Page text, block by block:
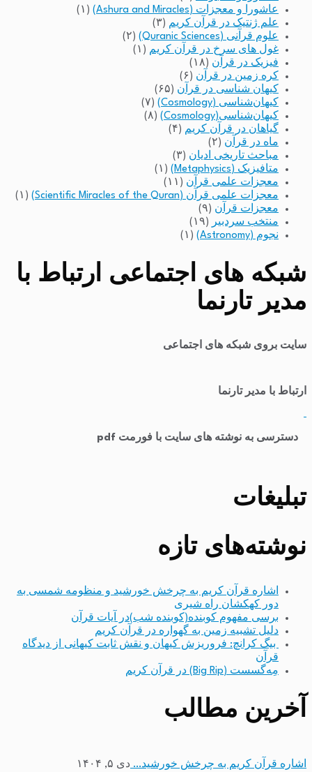
عاشورا و معجزات (Ashura and Miracles)
(۱)
علم ژنتیک در قرآن کریم (۳)
علوم قرآنی (Quranic Sciences)
(۲)
غول های سرخ در قرآن کریم (۱)
فیزیک در قرآن (۱۸)
کره زمین در قرآن (۶)
کیهان شناسی در قرآن (۶۵)
کیهان‌شناسی (Cosmology)
(۷)
کیهان‌شناسی(Cosmology)
(۸)
گیاهان در قرآن کریم (۴)
ماه در قرآن (۲)
مباحث تاریخی ادیان (۳)
متافیزیک (Metaphysics)
(۱)
معجزات علمی قرآن (۱۱)
معجزات علمی قرآن (Scientific Miracles of the Quran)
(۱)
معجزات قرآن (۹)
منتخب سردبیر
(۱۹)
نجوم (Astronomy)
(۱)
شبکه های اجتماعی ارتباط با
مدیر تارنما
سایت بروی شبکه های اجتماعی
ارتباط با مدیر تارنما
دسترسی به نوشته های سایت با فورمت pdf
تبلیغات
نوشته‌های تازه
اشاره قرآن کریم به چرخش خورشید و منظومه شمسی به
دور کهکشان راه شیری
برسی مفهوم کوبنده(کوبنده شب)در آیات قرآن
دلیل تشبیه زمین به گهواره در قرآن کریم
بیگ کرانچ: فروریزش کیهان و نقش ثابت کیهانی از دیدگاه
قرآن
مِه‌گسست (Big Rip) در قرآن کریم
آخرین مطالب
اشاره قرآن کریم به چرخش خورشید… دی ۵, ۱۴۰۴